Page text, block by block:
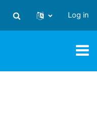
Toggle search input
Log in